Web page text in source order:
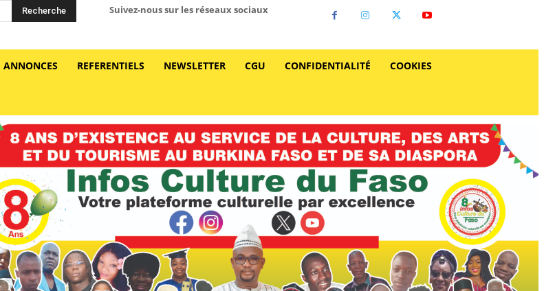
Recherche Suivez-nous sur les réseaux sociaux
ANNONCES REFERENTIELS NEWSLETTER CGU CONFIDENTIALITÉ COOKIES